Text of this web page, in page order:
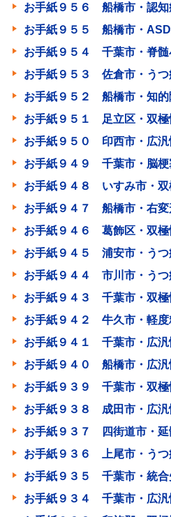
お手紙９５６ 船橋市・認知
お手紙９５５ 船橋市・
お手紙９５４ 千葉市・脊髄
お手紙９５３ 佐倉市・うつ
お手紙９５２ 船橋市・知的
お手紙９５１ 足立区・双極
お手紙９５０ 印西市・広汎
お手紙９４９ 千葉市・脳梗
お手紙９４８ いすみ市・双
お手紙９４７ 船橋市・右変
お手紙９４６ 葛飾区・双極
お手紙９４５ 浦安市・うつ
お手紙９４４ 市川市・うつ
お手紙９４３ 千葉市・双極
お手紙９４２ 牛久市・軽度
お手紙９４１ 千葉市・広汎
お手紙９４０ 船橋市・広汎
お手紙９３９ 千葉市・双極
お手紙９３８ 成田市・広汎
お手紙９３７ 四街道市・延
お手紙９３６ 上尾市・うつ
お手紙９３５ 千葉市・統合
お手紙９３４ 千葉市・広汎